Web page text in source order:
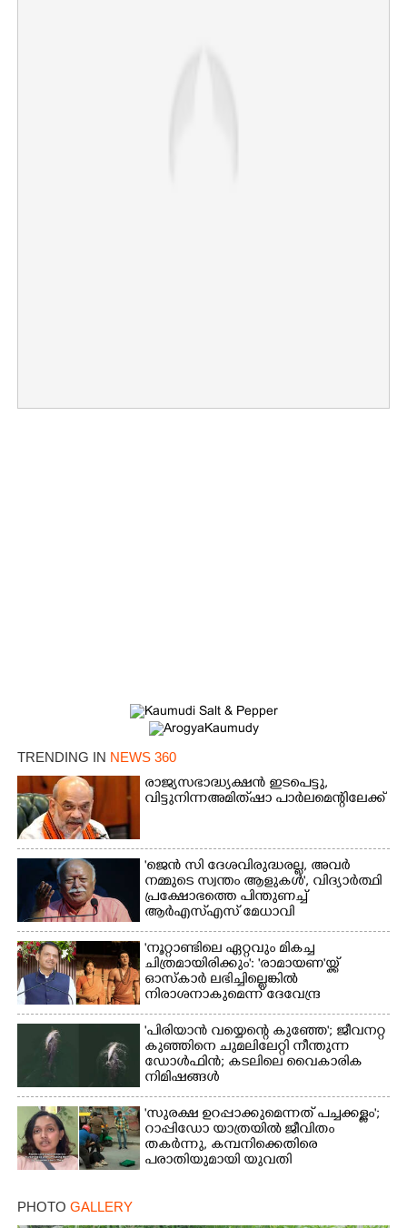
TRENDING IN NEWS 360
രാജ്യസഭാദ്ധ്യക്ഷൻ ഇടപെട്ടു,
വിട്ടുനിന്ന അമിത് ഷാ പാർലമെന്റിലേക്ക്
'ജെൻ സി ദേശവിരുദ്ധരല്ല, അവർ
നമ്മുടെ സ്വന്തം ആളുകൾ', വിദ്യാർത്ഥി
പ്രക്ഷോഭത്തെ പിന്തുണച്ച്
ആർഎസ്‌എസ് മേധാവി
'നൂറ്റാണ്ടിലെ ഏറ്റവും മികച്ച
ചിത്രമായിരിക്കും': 'രാമായണ'യ്ക്ക്
ഓസ്കാ‌ർ ലഭിച്ചില്ലെങ്കിൽ
നിരാശനാകുമെന്ന് ദേവേന്ദ്ര
ഫഡ്നാവിസ്
'പിരിയാൻ വയ്യെന്റെ കുഞ്ഞേ'; ജീവനറ്റ
കുഞ്ഞിനെ ചുമലിലേറ്റി നീന്തുന്ന
ഡോൾഫിൻ; കടലിലെ വൈകാരിക
നിമിഷങ്ങൾ
'സുരക്ഷ ഉറപ്പാക്കുമെന്നത് പച്ചക്കള്ളം';
റാപ്പിഡോ യാത്രയിൽ ജീവിതം
തകർന്നു, കമ്പനിക്കെതിരെ
പരാതിയുമായി യുവതി
PHOTO GALLERY